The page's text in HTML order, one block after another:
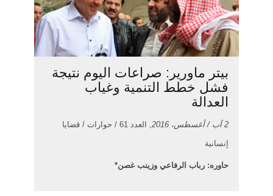
بيتر ماورير: صراعات اليوم نتيجة
فشل خطط التنمية وغياب
العدالة
2 آب / أغسطس، 2016 , العدد 61 / حوارات / قضايا
إنسانية
حاوره: رباب الرفاعي وزينب غصن*